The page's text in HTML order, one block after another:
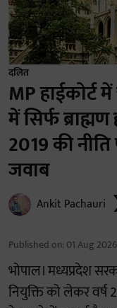
दलित
MP हाईकोर्ट
में सिर्फ
2019 की
जवाब
Ankit Pachauri
Published on: 01 Aug
भोपाल। मध्यप्रदेश
नियुक्ति को लेकर वर्ष